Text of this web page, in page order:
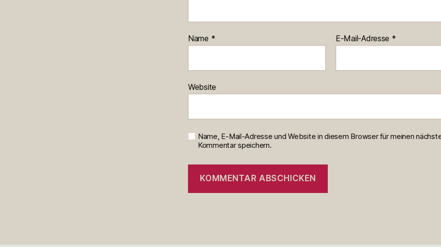
Name * E-Mail-Adresse *
Website
Name, E-Mail-Adresse und Website in diesem Browser für meinen
Kommentar speichern.